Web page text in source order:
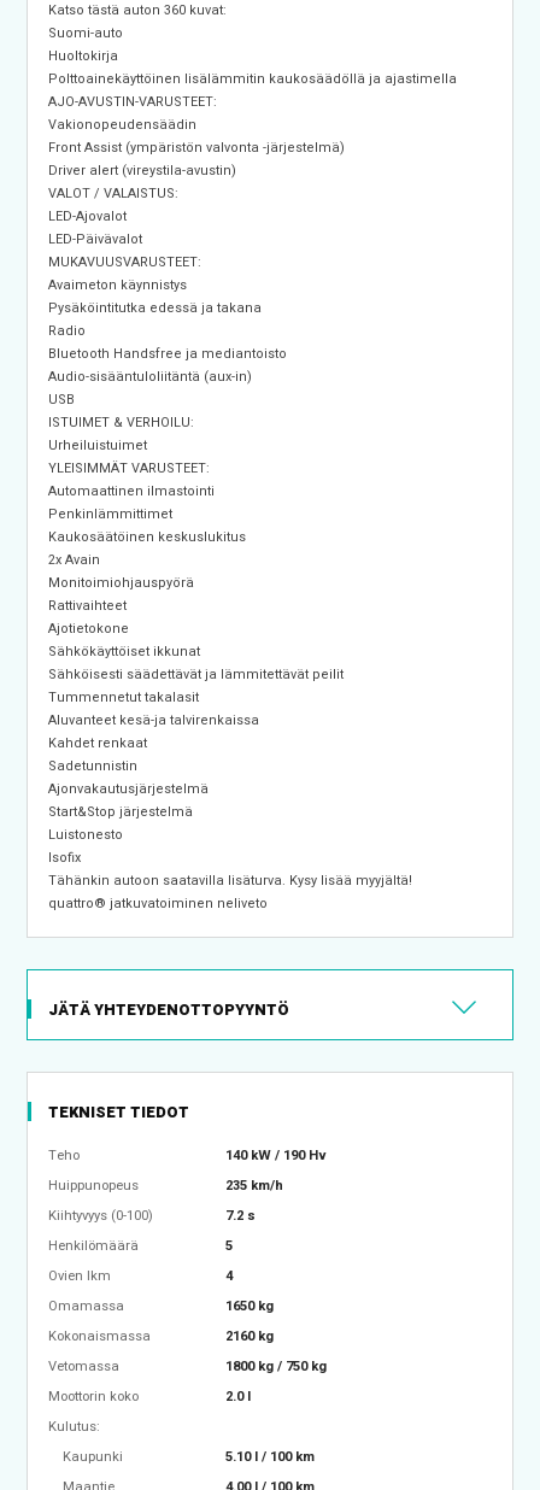
Katso tästä auton 360 kuvat:
Suomi-auto
Huoltokirja
Polttoainekäyttöinen lisälämmitin kaukosäädöllä ja ajastimella
AJO-AVUSTIN-VARUSTEET:
Vakionopeudensäädin
Front Assist (ympäristön valvonta -järjestelmä)
Driver alert (vireystila-avustin)
VALOT / VALAISTUS:
LED-Ajovalot
LED-Päivävalot
MUKAVUUSVARUSTEET:
Avaimeton käynnistys
Pysäköintitutka edessä ja takana
Radio
Bluetooth Handsfree ja mediantoisto
Audio-sisääntuloliitäntä (aux-in)
USB
ISTUIMET & VERHOILU:
Urheiluistuimet
YLEISIMMÄT VARUSTEET:
Automaattinen ilmastointi
Penkinlämmittimet
Kaukosäätöinen keskuslukitus
2x Avain
Monitoimiohjauspyörä
Rattivaihteet
Ajotietokone
Sähkökäyttöiset ikkunat
Sähköisesti säädettävät ja lämmitettävät peilit
Tummennetut takalasit
Aluvanteet kesä-ja talvirenkaissa
Kahdet renkaat
Sadetunnistin
Ajonvakautusjärjestelmä
Start&Stop järjestelmä
Luistonesto
Isofix
Tähänkin autoon saatavilla lisäturva. Kysy lisää myyjältä!
quattro® jatkuvatoiminen neliveto
JÄTÄ YHTEYDENOTTOPYYNTÖ
TEKNISET TIEDOT
Teho
140 kW / 190 Hv
Huippunopeus
235 km/h
Kiihtyvyys (0-100)
7.2 s
Henkilömäärä
5
Ovien lkm
4
Omamassa
1650 kg
Kokonaismassa
2160 kg
Vetomassa
1800 kg / 750 kg
Moottorin koko
2.0 l
Kulutus:
Kaupunki
5.10 l / 100 km